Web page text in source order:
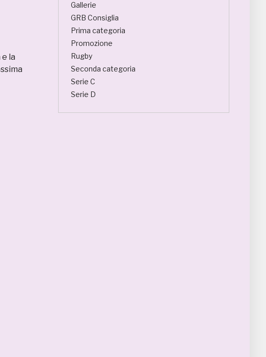
la
Gallerie
GRB Consiglia
Prima categoria
Promozione
Rugby
Seconda categoria
Serie C
Serie D